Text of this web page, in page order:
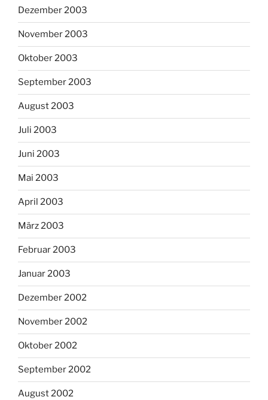
Dezember 2003
November 2003
Oktober 2003
September 2003
August 2003
Juli 2003
Juni 2003
Mai 2003
April 2003
März 2003
Februar 2003
Januar 2003
Dezember 2002
November 2002
Oktober 2002
September 2002
August 2002